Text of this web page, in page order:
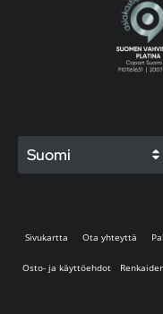
Suomi
Sivukartta Ota yhteyttä
Osto- ja käyttöehdot